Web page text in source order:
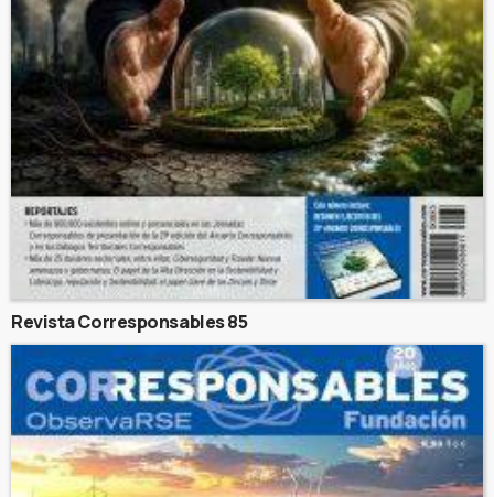
Revista Corresponsables 85